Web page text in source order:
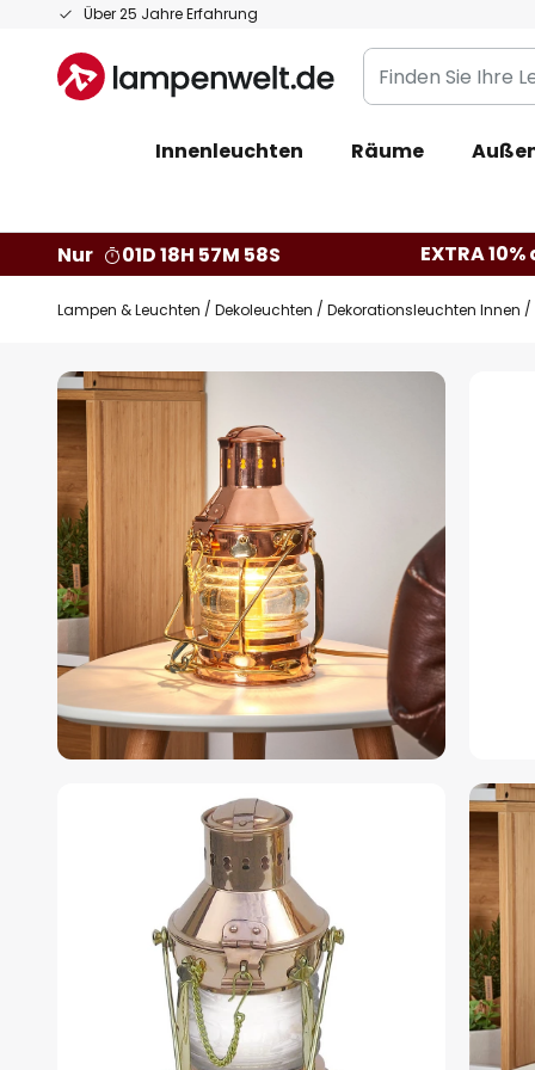
Über 25 Jahre Erfahrung
Zum
springen
Finden
Sie
Leuchte...
Innenleuchten Räume
Nur 01D 18H 57M 57S EXTRA
Lampen & Leuchten Dekoleuchten Dekorationsleuchten Innen
Zum
Ende
der
Bildgalerie
springen